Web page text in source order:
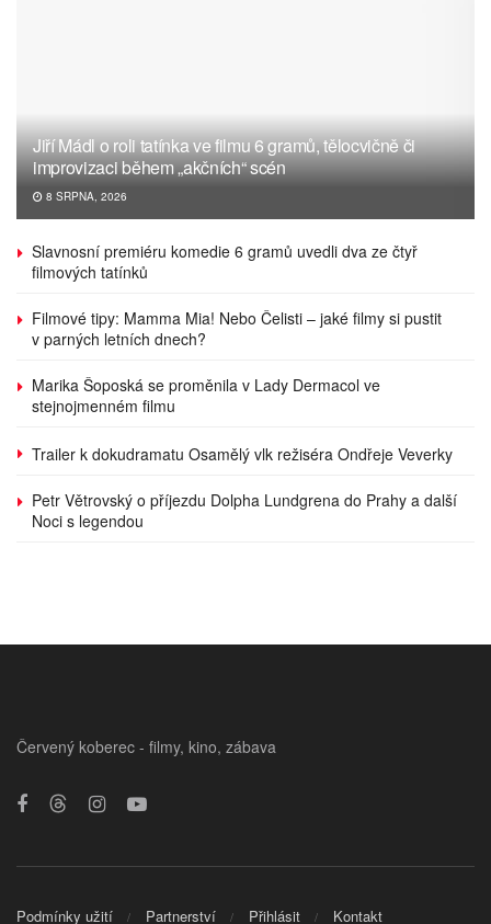
Jiří Mádl o roli tatínka ve filmu 6 gramů, tělocvičně či
improvizaci během „akčních“ scén
8 SRPNA, 2026
Slavnosní premiéru komedie 6 gramů uvedli dva ze čtyř
filmových tatínků
Filmové tipy: Mamma Mia! Nebo Čelisti – jaké filmy si pustit
v parných letních dnech?
Marika Šoposká se proměnila v Lady Dermacol ve
stejnojmenném filmu
Trailer k dokudramatu Osamělý vlk režiséra Ondřeje Veverky
Petr Větrovský o příjezdu Dolpha Lundgrena do Prahy a další
Noci s legendou
Červený koberec - filmy, kino, zábava
Podmínky užití Partnerství Přihlásit Kontakt